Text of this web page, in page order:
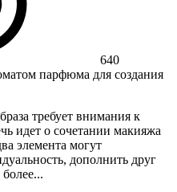
640
парфюма для создания
требует внимания к
идет о сочетании макияжа
элемента могут
дополнить друг